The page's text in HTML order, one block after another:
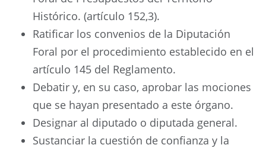
Histórico. (artículo 152,3).
Ratificar los convenios de la Diputación
Foral por el procedimiento establecido en el
artículo 145 del Reglamento.
Debatir y, en su caso, aprobar las mociones
que se hayan presentado a este órgano.
Designar al diputado o diputada general.
Sustanciar la cuestión de confianza y la